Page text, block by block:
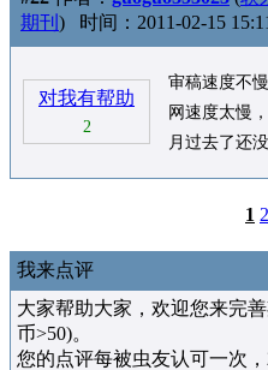
期刊 ) 时间：2011-02-15
对我有帮助
2
审稿速度不
网速度太慢
月过去了还
1 2
我来点评
大家帮助大家，欢迎您来完
币>50)。
您的点评每被虫友认可一次